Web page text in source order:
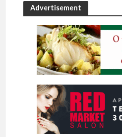
Advertisement